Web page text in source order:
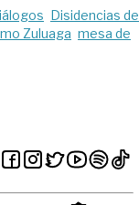
Disidencias de
Zuluaga mesa de